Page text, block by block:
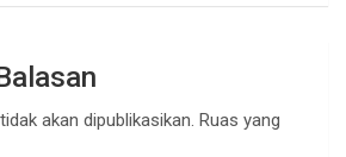
akan dipublikasikan. Ruas yang